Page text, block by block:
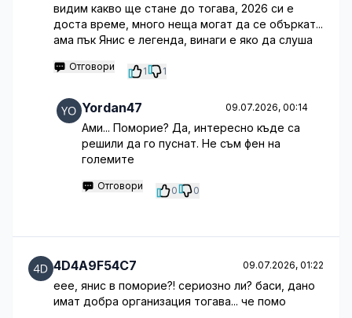
видим какво ще стане до тогава, 2026 си е
доста време, много неща могат да се объркат...
ама пък Янис е легенда, винаги е яко да слуша
Отговори 1 1
Yordan47 09.07.2026, 00:14
Ами... Поморие? Да, интересно къде са
решили да го пуснат. Не съм фен на
големите
Отговори 0 0
4D4A9F54C7 09.07.2026, 01:22
еее, янис в поморие?! сериозно ли? баси, дано
имат добра организация тогава... че помо